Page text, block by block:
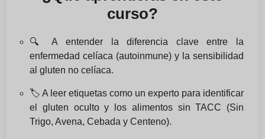
curso?
🔍 A entender la diferencia clave entre la
enfermedad celíaca (autoinmune) y la sensibilidad
al gluten no celíaca.
🏷️ A leer etiquetas como un experto para identificar
el gluten oculto y los alimentos sin TACC (Sin
Trigo, Avena, Cebada y Centeno).